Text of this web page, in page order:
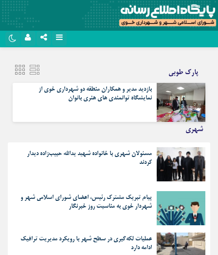
سروش
ایتا
آپارات
رمز عبور
مرا به خاطر بسپار
پارک طوبی
بازدید مدیر و همکاران منطقه دو شهرداری خوی از
نمایشگاه توانمندی های هنری بانوان
شهری
مسئولان شهری با خانواده شهید یدالله حبیب‌زاده دیدار
کردند
پیام تبریک مشترک رئیس، اعضای شورای اسلامی شهر و
شهردار خوی به مناسبت روز خبرنگار
عملیات لکه‌گیری در سطح شهر با رویکرد مدیریت ترافیک
ادامه دارد